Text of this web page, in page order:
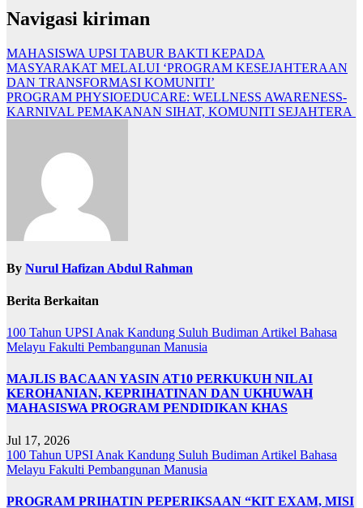
Navigasi kiriman
MAHASISWA UPSI TABUR BAKTI KEPADA
MASYARAKAT MELALUI ‘PROGRAM KESEJAHTERAAN
DAN TRANSFORMASI KOMUNITI’
PROGRAM PHYSIOEDUCARE: WELLNESS AWARENESS-
KARNIVAL PEMAKANAN SIHAT, KOMUNITI SEJAHTERA
By Nurul Hafizan Abdul Rahman
Berita Berkaitan
100 Tahun UPSI Anak Kandung Suluh Budiman Artikel Bahasa
Melayu Fakulti Pembangunan Manusia
MAJLIS BACAAN YASIN AT10 PERKUKUH NILAI
KEROHANIAN, KEPRIHATINAN DAN UKHUWAH
MAHASISWA PROGRAM PENDIDIKAN KHAS
Jul 17, 2026
100 Tahun UPSI Anak Kandung Suluh Budiman Artikel Bahasa
Melayu Fakulti Pembangunan Manusia
PROGRAM PRIHATIN PEPERIKSAAN “KIT EXAM, MISI